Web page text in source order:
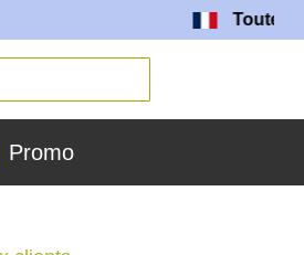
Toutes
Promo